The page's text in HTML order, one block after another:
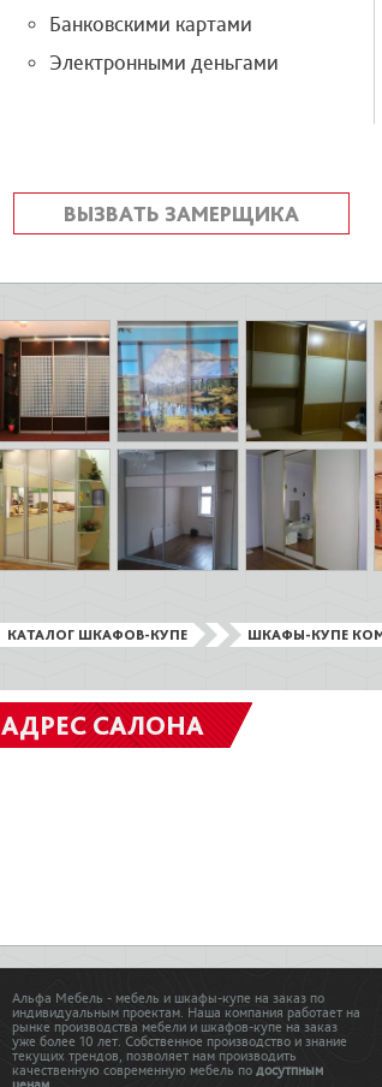
Банковскими картами
Электронными деньгами
ВЫЗВАТЬ ЗАМЕРЩИКА
КАТАЛОГ ШКАФОВ-КУПЕ ШКАФЫ-КУПЕ
АДРЕС САЛОНА
Альфа Мебель - мебель и шкафы-купе на заказ по
индивидуальным проектам. Наша компания работает на
рынке производства мебели и шкафов-купе на заказ
уже более 10 лет. Собственное производство и знание
текущих трендов, позволяет нам производить
качественную современную мебель по досутпным